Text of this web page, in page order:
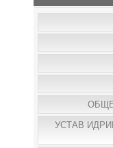
УСТАВ